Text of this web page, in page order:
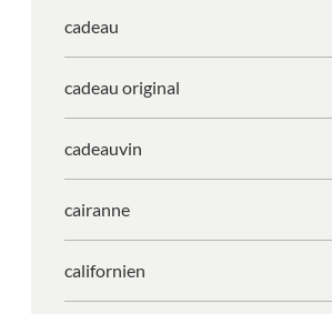
cadeau
cadeau original
cadeauvin
cairanne
californien